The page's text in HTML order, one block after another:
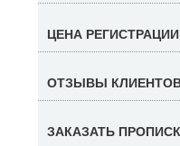
ЦЕНА РЕГИСТРАЦИИ
ОТЗЫВЫ
ЗАКАЗАТЬ